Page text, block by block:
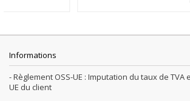
Informations
- Règlement OSS-UE : Imputation du taux de
UE du client